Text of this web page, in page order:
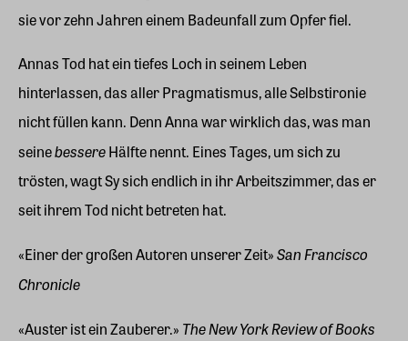
sie vor zehn Jahren einem Badeunfall zum Opfer fiel.
Annas Tod hat ein tiefes Loch in seinem Leben
hinterlassen, das aller Pragmatismus, alle Selbstironie
nicht füllen kann. Denn Anna war wirklich das, was man
seinebessereHälfte nennt. Eines Tages, um sich zu
trösten, wagt Sy sich endlich in ihr Arbeitszimmer, das er
seit ihrem Tod nicht betreten hat.
«Einer der großen Autoren unserer Zeit»San Francisco
Chronicle
«Auster ist ein Zauberer.» The New York Review of Books